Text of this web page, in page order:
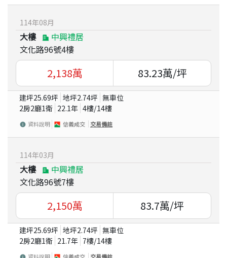
114年08月
大樓
中興禮居
文化路96號4樓
2,138萬 83.23萬/坪
建坪25.69坪 地坪2.74坪 無車位
2房2廳1衛 22.1年 4樓/14樓
資料說明 信義成交 交易備註
114年03月
大樓
中興禮居
文化路96號7樓
2,150萬 83.7萬/坪
建坪25.69坪 地坪2.74坪 無車位
2房2廳1衛 21.7年 7樓/14樓